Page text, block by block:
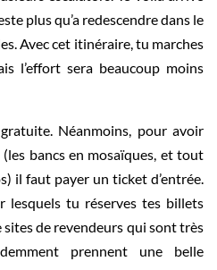
plus qu’a redescendre dans le
Avec cet itinéraire, tu marches
l’effort sera beaucoup moins
Néanmoins, pour avoir
bancs en mosaïques, et tout
il faut payer un ticket d’entrée.
lesquels tu réserves tes billets
sites de revendeurs qui sont très
prennent une belle